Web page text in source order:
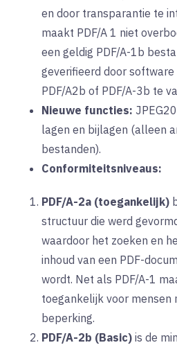
en door transparantie te
maakt PDF/A 1 niet
een geldig PDF/A-1b
geverifieerd door software
PDF/A2b of PDF/A-3b te
Nieuwe functies:
lagen en bijlagen (alleen
bestanden).
Conformiteitsniveaus:
PDF/A-2a (toegankelijk)
structuur die werd
waardoor het zoeken en
inhoud van een PDF-
wordt. Net als PDF/A-1
toegankelijk voor mensen
beperking.
PDF/A-2b (Basic) is de